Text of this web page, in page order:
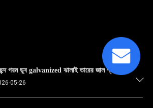
গরম ডুব galvanized ঝালাই তারের জাল প্যানেল
05-26